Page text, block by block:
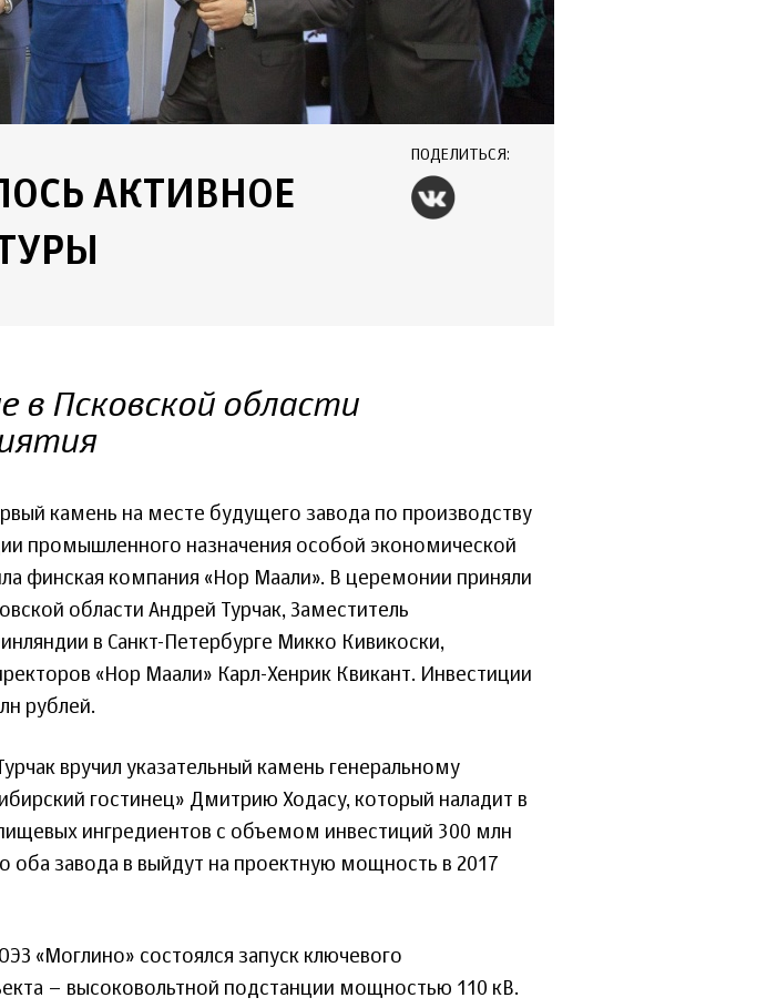
ПОДЕЛИТЬСЯ:
АКТИВНОЕ
в Псковской области
камень на месте будущего завода по производству
промышленного назначения особой экономической
финская компания «Нор Маали». В церемонии приняли
области Андрей Турчак, Заместитель
в Санкт-Петербурге Микко Кивикоски,
«Нор Маали» Карл-Хенрик Квикант. Инвестиции
рублей.
вручил указательный камень генеральному
гостинец» Дмитрию Ходасу, который наладит в
ингредиентов с объемом инвестиций 300 млн
оба завода в выйдут на проектную мощность в 2017
«Моглино» состоялся запуск ключевого
– высоковольтной подстанции мощностью 110 кВ.